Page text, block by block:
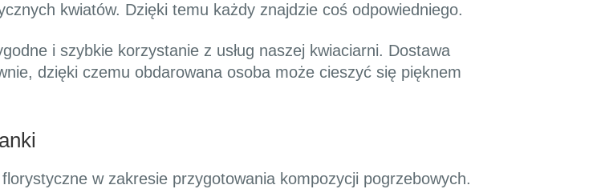
kwiatów. Dzięki temu każdy znajdzie coś odpowiedniego.
i szybkie korzystanie z usług naszej kwiaciarni. Dostawa
dzięki czemu obdarowana osoba może cieszyć się pięknem
w zakresie przygotowania kompozycji pogrzebowych.